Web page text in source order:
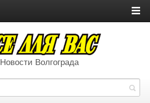
Новости Волгограда